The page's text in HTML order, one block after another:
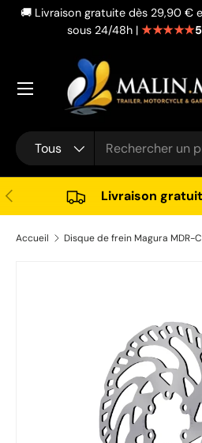
Aller au contenu
🚚 Livraison gratuite dès 29,90 €
sous 24/48h | ★★★★★
Recherche
Type de produit
Tous
Précédent Livraison
Accueil Disque de frein Magura MDR-